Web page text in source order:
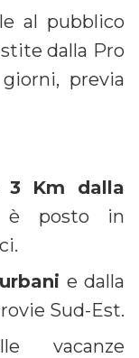
al pubblico
dalla Pro
previa
3 Km dalla
posto in
e dalla
Sud-Est.
vacanze